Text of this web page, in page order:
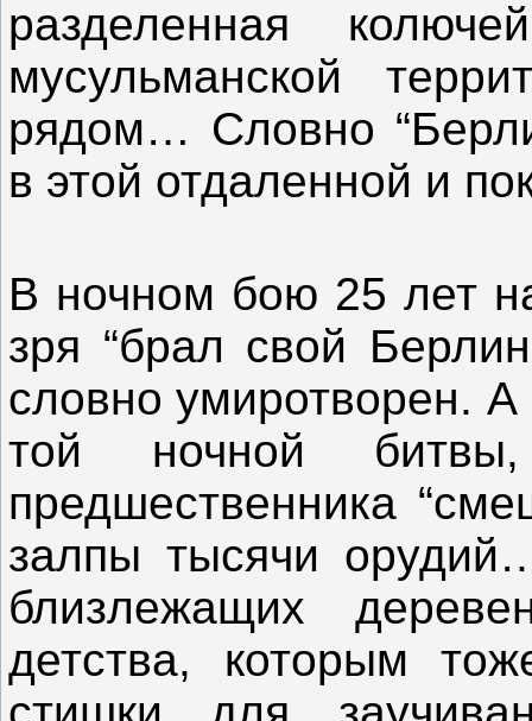
разделенная
мусульманской
рядом… Словно
в этой отдаленной и
В ночном бою 25 лет
зря “брал свой
словно умиротворен.
той ночной
предшественника
залпы тысячи
близлежащих
детства, которым